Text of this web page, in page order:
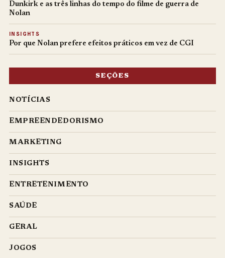
Dunkirk e as três linhas do tempo do filme de guerra de
Nolan
INSIGHTS
Por que Nolan prefere efeitos práticos em vez de CGI
SEÇÕES
NOTÍCIAS
EMPREENDEDORISMO
MARKETING
INSIGHTS
ENTRETENIMENTO
SAÚDE
GERAL
JOGOS